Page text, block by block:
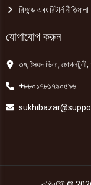
রিফান্ড এবং রিটার্ন নীতিমালা
যোগাযোগ করুন
৩৭, সৈয়দ ভিলা,
+৮৮০১৭৮১৭৯০৫৯৬